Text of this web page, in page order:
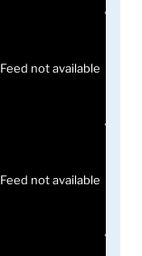
Feed not available
Feed not available